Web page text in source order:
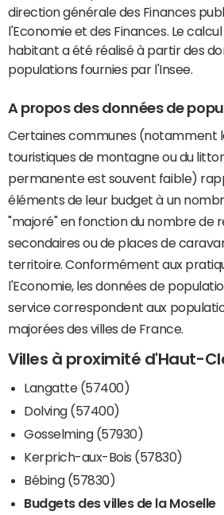
direction générale des Finances
l'Economie et des Finances. Le
habitant a été réalisé à partir des
populations fournies par l'Insee.
A propos des données de
Certaines communes (notamment
touristiques de montagne ou du
permanente est souvent faible)
éléments de leur budget à un
"majoré" en fonction du nombre de
secondaires ou de places de
territoire. Conformément aux
l'Economie, les données de
service correspondent aux
majorées des villes de France.
Villes à proximité d'Haut-
Langatte (57400)
Dolving (57400)
Gosselming (57930)
Kerprich-aux-Bois (57830)
Bébing (57830)
Budgets des villes de la Moselle